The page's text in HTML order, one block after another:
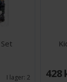
I lager:2 428